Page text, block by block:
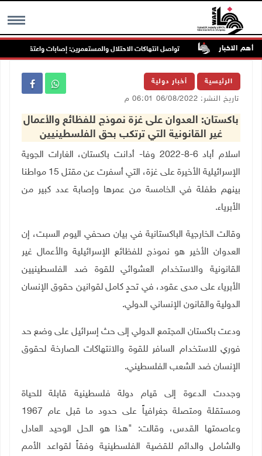
MENU أهم الاخبار
جنين تواصل انتهاكات الاحتلال والمستعمرين: إصابات واعتقالات
الرئيسية أخبار دولية
تاريخ النشر: 06/08/2022 06:01 م
باكستان: العدوان على غزة نموذج للفظائع والأعمال
غير القانونية التي ترتكب بحق الفلسطينيين
اسلام أباد 6-8-2022 وفا- أدانت باكستان، الغارات الجوية
الإسرائيلية الأخيرة على غزة، التي أسفرت عن مقتل 15 مواطنا
بينهم طفلة في الخامسة من عمرها وإصابة عدد كبير من
الأبرياء.
وقالت الخارجية الباكستانية في بيان صحفي اليوم السبت، إن
العدوان الأخير هو نموذج للفظائع الإسرائيلية والأعمال غير
القانونية والاستخدام العشوائي للقوة ضد الفلسطينيين
الأبرياء على مدى عقود، في تحدٍ كامل لقوانين حقوق الإنسان
الدولية والقانون الإنساني الدولي.
ودعت باكستان المجتمع الدولي إلى حث إسرائيل على وضع حد
فوري للاستخدام السافر للقوة والانتهاكات الصارخة لحقوق
الإنسان ضد الشعب الفلسطيني.
وجددت الدعوة إلى قيام دولة فلسطينية قابلة للحياة
ومستقلة ومتصلة جغرافياً على حدود ما قبل عام 1967
وعاصمتها القدس، وقالت: "هذا هو الحل الوحيد العادل
والشامل والدائم للقضية الفلسطينية وفقاً لقواعد الأمم